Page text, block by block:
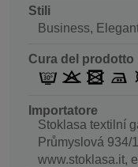
Stili
Business,
Cura del prodotto
Importatore
Stoklasa textilní
Průmyslová 934/
www.stoklasa.it,